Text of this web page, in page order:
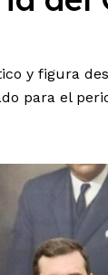
y figura
para el